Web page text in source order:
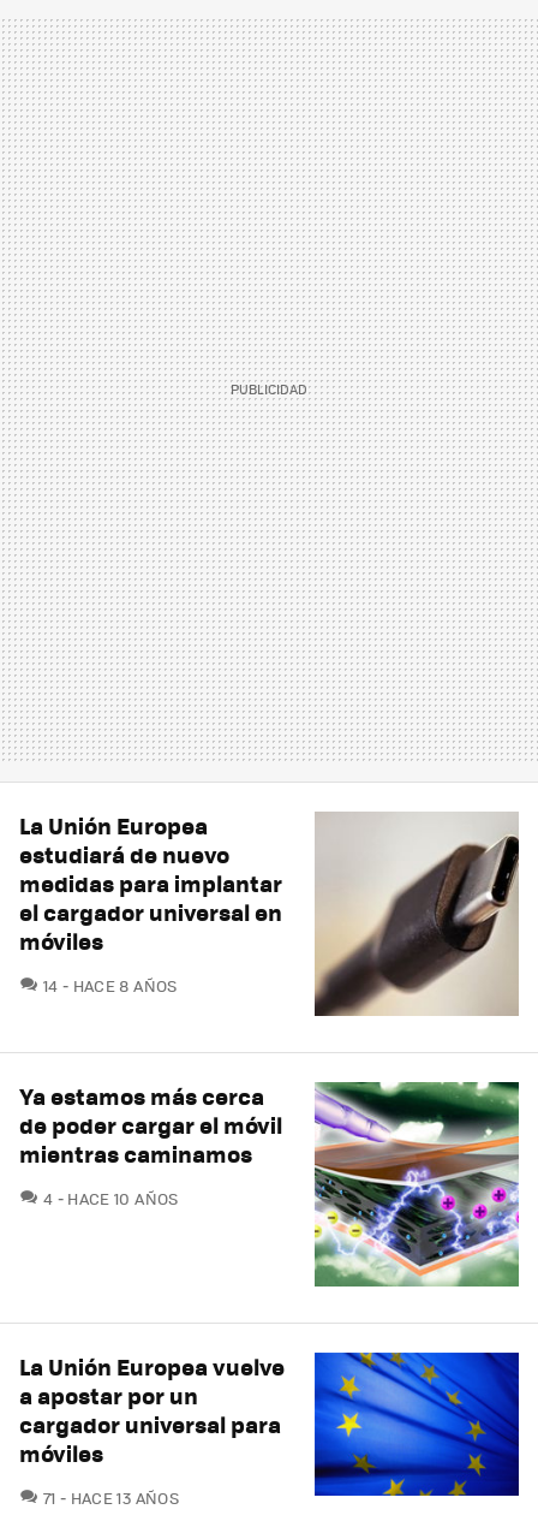
La Unión Europea
estudiará de nuevo
medidas para implantar
el cargador universal en
móviles
14 COMENTARIOS
HACE 8 AÑOS
Ya estamos más cerca
de poder cargar el móvil
mientras caminamos
4 COMENTARIOS
HACE 10 AÑOS
La Unión Europea vuelve
a apostar por un
cargador universal para
móviles
71 COMENTARIOS
HACE 13 AÑOS